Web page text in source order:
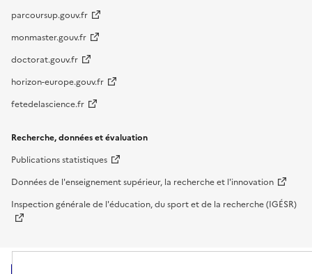
parcoursup.gouv.fr
monmaster.gouv.fr
doctorat.gouv.fr
horizon-europe.gouv.fr
fetedelascience.fr
Recherche, données et évaluation
Publications statistiques
Données de l'enseignement supérieur, la recherche et l'innovation
Inspection générale de l'éducation, du sport et de la recherche (IGÉSR)